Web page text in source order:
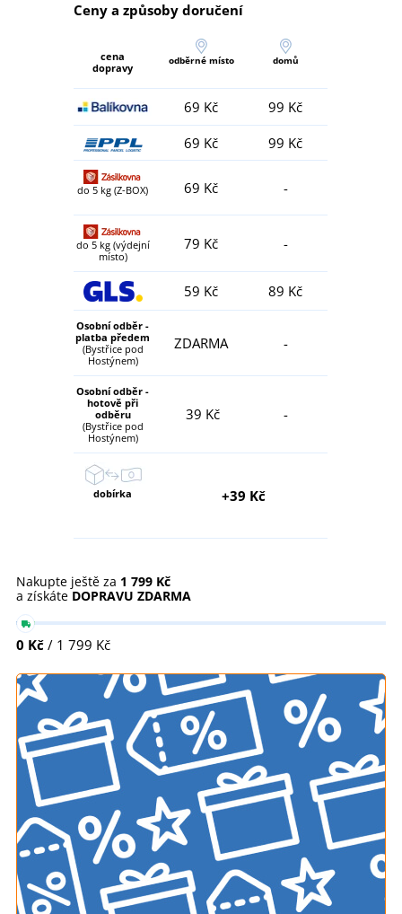
Ceny a způsoby doručení
cena
dopravy
odběrné místo domů
69 Kč
99 Kč
69 Kč
99 Kč
do 5 kg (Z-BOX) 69 Kč -
do 5 kg (výdejní
místo)
79 Kč -
59 Kč 89 Kč
Osobní odběr -
platba předem
(Bystřice pod
Hostýnem)
ZDARMA -
Osobní odběr -
hotově při
odběru
(Bystřice pod
Hostýnem)
39 Kč -
dobírka +39 Kč
Nakupte ještě za 1 799 Kč
a získáte DOPRAVU ZDARMA
0 Kč / 1 799 Kč